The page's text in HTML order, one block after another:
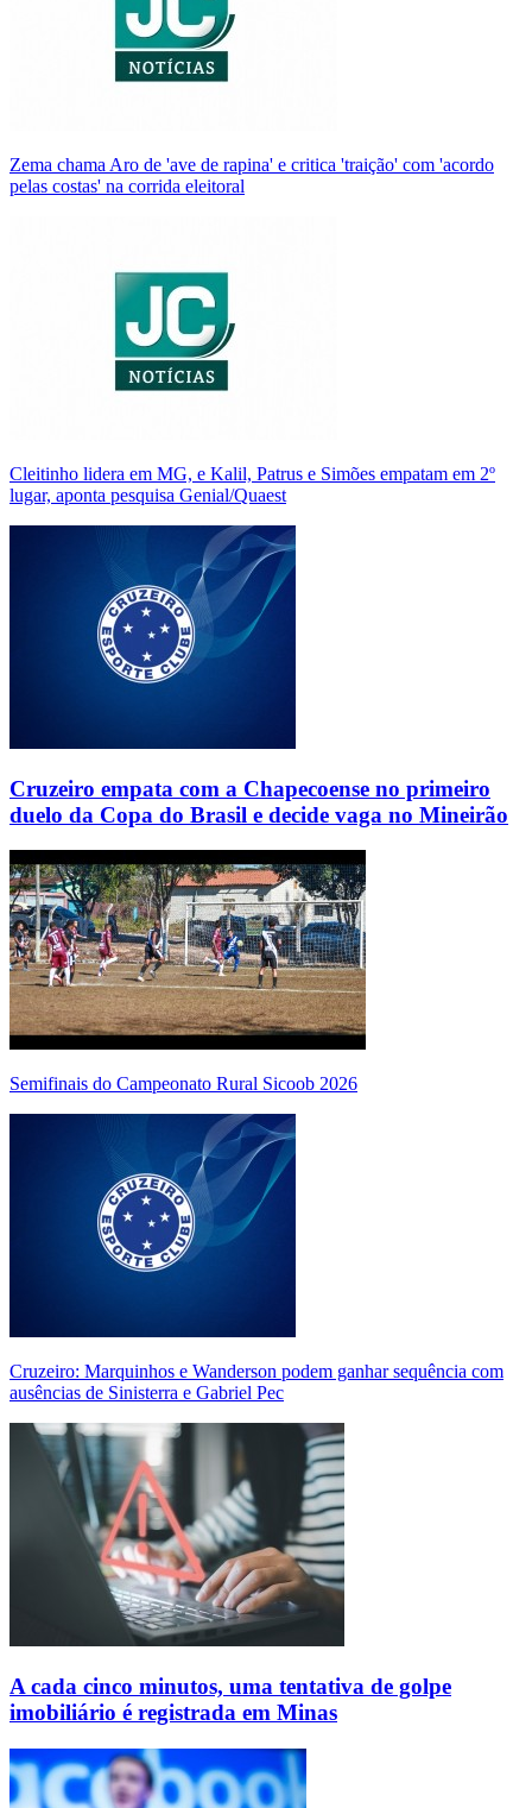
Zema chama Aro de 'ave de rapina' e critica 'traição' com 'acordo
pelas costas' na corrida eleitoral
Cleitinho lidera em MG, e Kalil, Patrus e Simões empatam em 2º
lugar, aponta pesquisa Genial/Quaest
Cruzeiro empata com a Chapecoense no primeiro
duelo da Copa do Brasil e decide vaga no Mineirão
Semifinais do Campeonato Rural Sicoob 2026
Cruzeiro: Marquinhos e Wanderson podem ganhar sequência com
ausências de Sinisterra e Gabriel Pec
A cada cinco minutos, uma tentativa de golpe
imobiliário é registrada em Minas